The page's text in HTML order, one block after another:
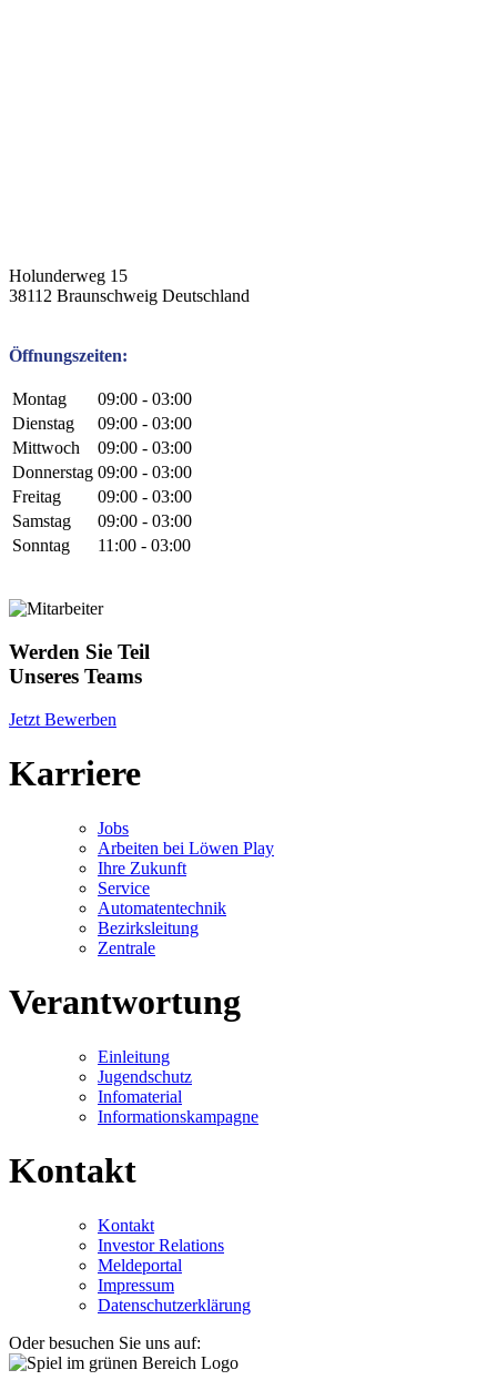
Holunderweg 15
38112 Braunschweig Deutschland
Öffnungszeiten:
Montag
09:00 - 03:00
Dienstag
09:00 - 03:00
Mittwoch
09:00 - 03:00
Donnerstag 09:00 - 03:00
Freitag
09:00 - 03:00
Samstag
09:00 - 03:00
Sonntag
11:00 - 03:00
Werden Sie Teil
Unseres Teams
Jetzt Bewerben
Karriere
Jobs
Arbeiten bei Löwen Play
Ihre Zukunft
Service
Automatentechnik
Bezirksleitung
Zentrale
Verantwortung
Einleitung
Jugendschutz
Infomaterial
Informationskampagne
Kontakt
Kontakt
Investor Relations
Meldeportal
Impressum
Datenschutzerklärung
Oder besuchen Sie uns auf: